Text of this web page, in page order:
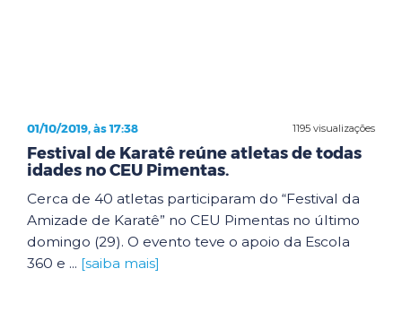
1195 visualizações
01/10/2019, às 17:38
Festival de Karatê reúne atletas de todas
idades no CEU Pimentas.
Cerca de 40 atletas participaram do “Festival da
Amizade de Karatê” no CEU Pimentas no último
domingo (29). O evento teve o apoio da Escola
360 e ... [saiba mais]